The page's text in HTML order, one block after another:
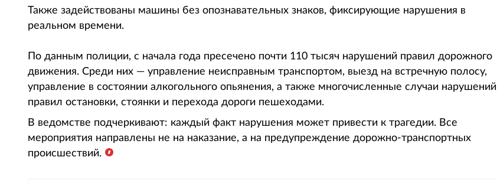
Также задействованы машины без опознавательных знаков, фиксирующие нарушения в
реальном времени.
По данным полиции, с начала года пресечено почти 110 тысяч нарушений правил дорожного
движения. Среди них — управление неисправным транспортом, выезд на встречную полосу,
управление в состоянии алкогольного опьянения, а также многочисленные случаи нарушений
правил остановки, стоянки и перехода дороги пешеходами.
В ведомстве подчеркивают: каждый факт нарушения может привести к трагедии. Все
мероприятия направлены не на наказание, а на предупреждение дорожно-транспортных
происшествий.